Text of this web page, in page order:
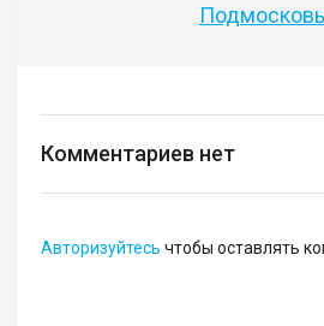
Комментариев нет
Авторизуйтесь чтобы оставлять